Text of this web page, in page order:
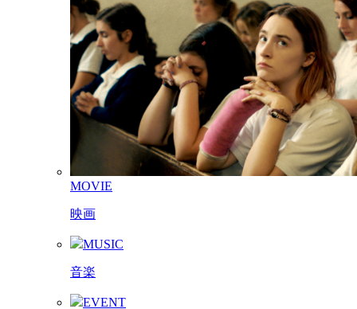
MOVIE
映画
MUSIC
音楽
EVENT